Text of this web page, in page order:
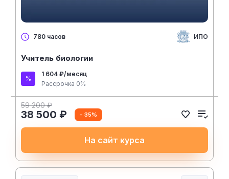
780 часов ИПО
Учитель биологии
1 604 ₽/месяц
Рассрочка 0%
59 200 ₽
38 500 ₽ - 35%
На сайт курса